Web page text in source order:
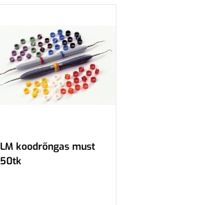
LM koodrõngas must
50tk